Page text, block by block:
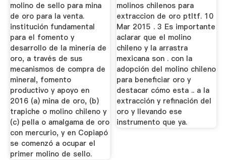
molino de sello para mina
de oro para la venta.
institución fundamental
para el fomento y
desarrollo de la minería de
oro, a través de sus
mecanismos de compra de
mineral, fomento
productivo y apoyo en
2016 (a) mina de oro, (b)
trapiche o molino chileno y
(c) pella o amalgama de oro
con mercurio, y en Copiapó
se comenzó a ocupar el
primer molino de sello.
molinos chilenos para
extraccion de oro ptltf. 10
Mar 2015 . 3 Es importante
aclarar que el molino
chileno y la arrastra
mexicana son . con la
adopción del molino chileno
para beneficiar oro y
destacar cómo esta .. a la
extracción y refinación del
oro y llevando ese
instrumento que ya.